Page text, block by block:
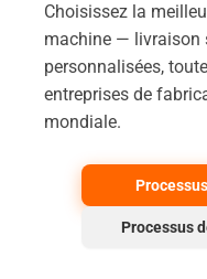
Choisissez la
machine — livraison
personnalisées,
entreprises de
mondiale.
Processus